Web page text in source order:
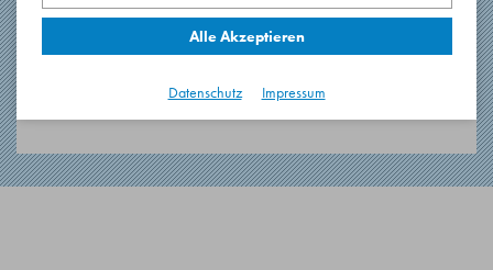
1 Stunde 45 Minuten. Keine Pause.
Alle Akzeptieren
Datenschutz Impressum